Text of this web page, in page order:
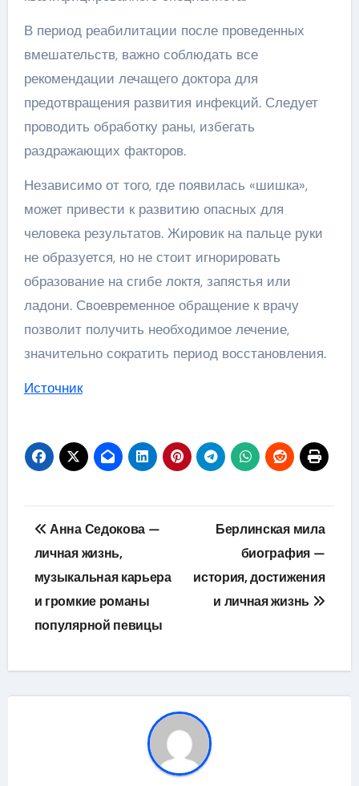
В период реабилитации после проведенных
вмешательств, важно соблюдать все
рекомендации лечащего доктора для
предотвращения развития инфекций. Следует
проводить обработку раны, избегать
раздражающих факторов.
Независимо от того, где появилась «шишка»,
может привести к развитию опасных для
человека результатов. Жировик на пальце руки
не образуется, но не стоит игнорировать
образование на сгибе локтя, запястья или
ладони. Своевременное обращение к врачу
позволит получить необходимое лечение,
значительно сократить период восстановления.
Источник
Навигация
по
записям
Анна Седокова —
личная жизнь,
музыкальная карьера
и громкие романы
популярной певицы
Берлинская мила
биография —
история, достижения
и личная жизнь